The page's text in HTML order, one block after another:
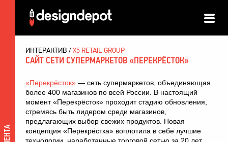
ИНТЕРАКТИВ X5 RETAIL GROUP
САЙТ СЕТИ СУПЕРМАРКЕТОВ «ПЕРЕКРЁСТОК»
«Перекрёсток» — сеть супермаркетов, объединяющая
более 400 магазинов по всей России. В настоящий
момент «Перекрёсток» проходит стадию обновления,
стремясь быть лидером среди магазинов,
предлагающих выбор свежих продуктов. Новая
концепция «Перекрёстка» воплотила в себе лучшие